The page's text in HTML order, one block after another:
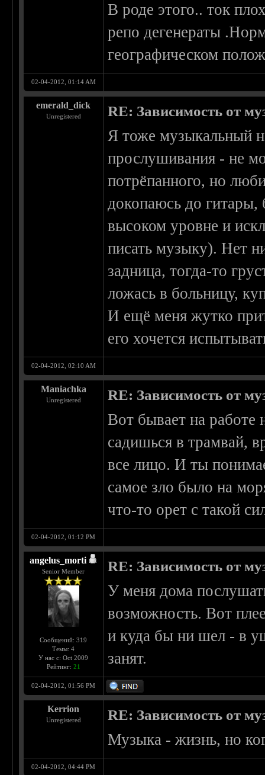
В роде этого.. ток
репо дегенераты
географическом
02-04-2012, 01:14 AM
emerald_dick
Unregistered RE: Зависимость от
Я тоже музыкальный
прослушивания - не
потрёпанного, но
докопаюсь до гитары,
высоком уровне и
писать музыку). Нет
задница, тогда-то
ложась в больницу,
И ещё меня жутко
его хочется
02-04-2012, 02:10 AM
Maniachka
Unregistered RE: Зависимость от
Вот бывает на работе
садишься в трамвай,
все лицо. И ты
самое зло было на
что-то орет с такой
02-04-2012, 01:12 PM
angelus_morti
Senior Member
Сообщений: 319
Темы: 4
У нас с: Oct 2009
Рейтинг: 21
RE: Зависимость от
У меня дома
возможность. Вот
и куда бы ни шел - в
занят.
02-04-2012, 01:56 PM
Kerrion
Unregistered RE: Зависимость от
Музыка - жизнь, но
02-04-2012, 04:44 PM